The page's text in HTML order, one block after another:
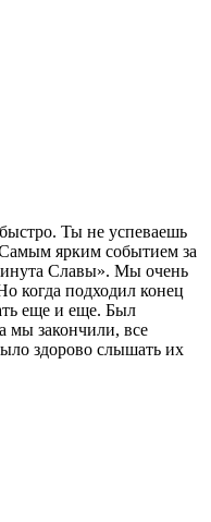
Ты не успеваешь
Самым ярким событием за
Славы». Мы очень
когда подходил конец
еще и еще. Был
мы закончили, все
здорово слышать их